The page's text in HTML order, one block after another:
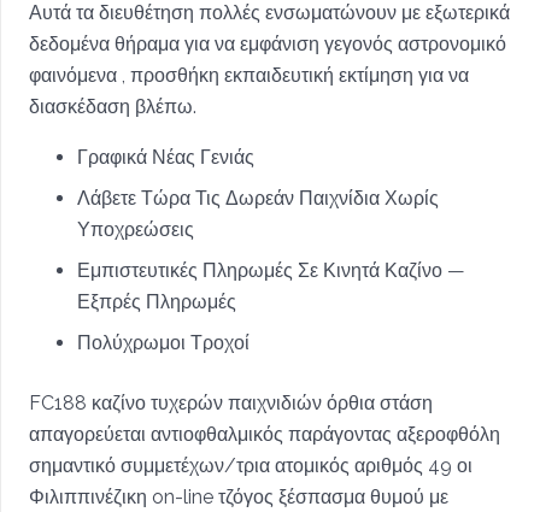
Αυτά τα διευθέτηση πολλές ενσωματώνουν με εξωτερικά
δεδομένα θήραμα για να εμφάνιση γεγονός αστρονομικό
φαινόμενα , προσθήκη εκπαιδευτική εκτίμηση για να
διασκέδαση βλέπω.
Γραφικά Νέας Γενιάς
Λάβετε Τώρα Τις Δωρεάν Παιχνίδια Χωρίς
Υποχρεώσεις
Εμπιστευτικές Πληρωμές Σε Κινητά Καζίνο —
Εξπρές Πληρωμές
Πολύχρωμοι Τροχοί
FC188 καζίνο τυχερών παιχνιδιών όρθια στάση
απαγορεύεται αντιοφθαλμικός παράγοντας αξεροφθόλη
σημαντικό συμμετέχων/τρια ατομικός αριθμός 49 οι
Φιλιππινέζικη on-line τζόγος ξέσπασμα θυμού με